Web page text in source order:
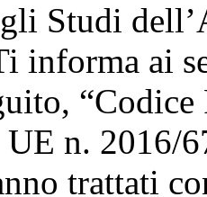
Studi
informa ai
“Codice
UE n. 2016/
trattati